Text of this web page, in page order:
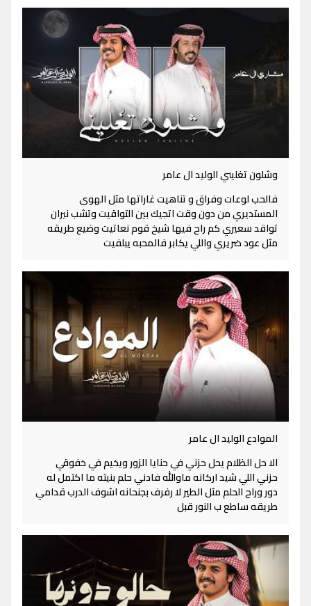
وشلون تغليني الوليد ال عامر
فالحب لوعات وفراق و تناهيت غاراتها مثل الهوى
المستديري من دون وقت اتجيك بين التواقيت وتشب نيران
تواقد سعيري كم راح فيها شيخ قوم نعاتيت وضيع طريقه
مثل عود ضريري واللي يكابر فالمحبه يبلفيت
الموادع الوليد ال عامر
الا حل الظلام يحل حزني في حنايا الزور ويخيم في خفوقي
حزني اللي شيد اركانه ماوالله فادني حلم بنيته ما اكتمل له
دور وراح الحلم مثل الطير لا رفرف بجنحانه اشوف الدرب قدامي
طريقه ساطع ب النور قبل